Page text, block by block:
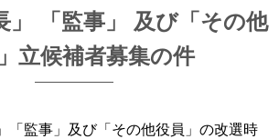
」 「監事」 及び「その他
立候補者募集の件
「監事」及び「その他役員」の改選時